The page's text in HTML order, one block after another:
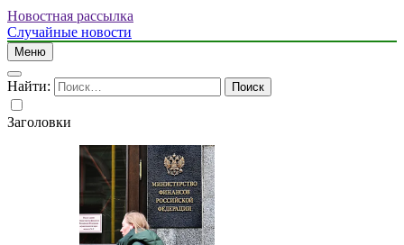
Новостная рассылка
Случайные новости
Меню
Найти:
Заголовки